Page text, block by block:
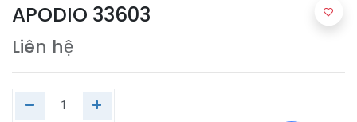
APODIO 33603
Liên hệ